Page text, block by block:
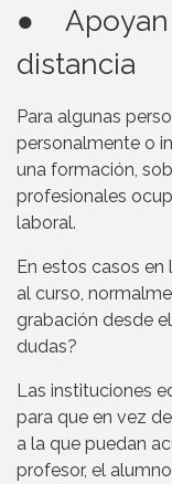
● Apoyan
distancia
Para algunas
personalmente o
una formación,
profesionales
laboral.
En estos casos
al curso,
grabación desde
dudas?
Las instituciones
para que en vez
a la que puedan
profesor, el